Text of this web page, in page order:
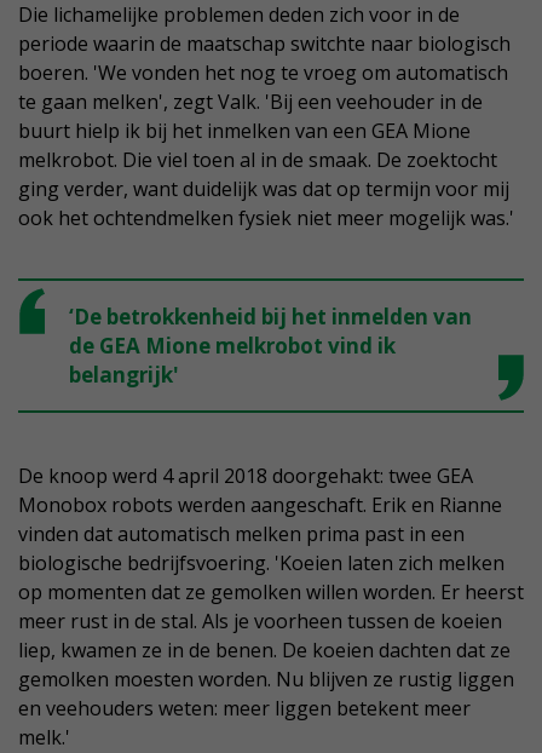
Die lichamelijke problemen deden zich voor in de
periode waarin de maatschap switchte naar biologisch
boeren. 'We vonden het nog te vroeg om automatisch
te gaan melken', zegt Valk. 'Bij een veehouder in de
buurt hielp ik bij het inmelken van een GEA Mione
melkrobot. Die viel toen al in de smaak. De zoektocht
ging verder, want duidelijk was dat op termijn voor mij
ook het ochtendmelken fysiek niet meer mogelijk was.'
‘De betrokkenheid bij het inmelden van
de GEA Mione melkrobot vind ik
belangrijk'
De knoop werd 4 april 2018 doorgehakt: twee GEA
Monobox robots werden aangeschaft. Erik en Rianne
vinden dat automatisch melken prima past in een
biologische bedrijfsvoering. 'Koeien laten zich melken
op momenten dat ze gemolken willen worden. Er heerst
meer rust in de stal. Als je voorheen tussen de koeien
liep, kwamen ze in de benen. De koeien dachten dat ze
gemolken moesten worden. Nu blijven ze rustig liggen
en veehouders weten: meer liggen betekent meer
melk.'